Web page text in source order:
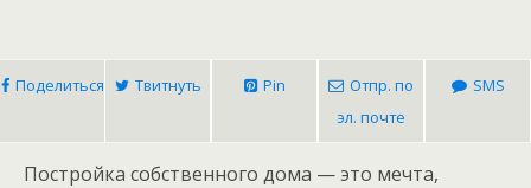
Поделиться Твитнуть Pin
Отпр. по
эл. почте
SMS
Постройка собственного дома — это мечта,